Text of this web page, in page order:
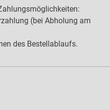
(bei Abholung am
des Bestellablaufs.